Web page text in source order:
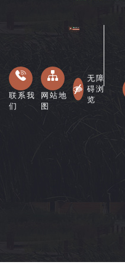
联系我
们
网站地
图
无障
碍浏
览